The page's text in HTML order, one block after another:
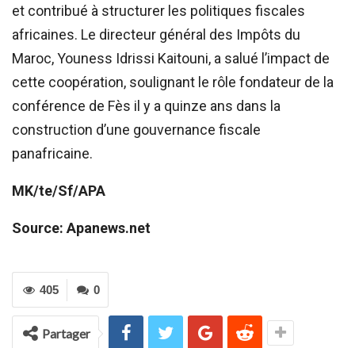
et contribué à structurer les politiques fiscales
africaines. Le directeur général des Impôts du
Maroc, Youness Idrissi Kaitouni, a salué l’impact de
cette coopération, soulignant le rôle fondateur de la
conférence de Fès il y a quinze ans dans la
construction d’une gouvernance fiscale
panafricaine.
MK/te/Sf/APA
Source: Apanews.net
0
405
Partager